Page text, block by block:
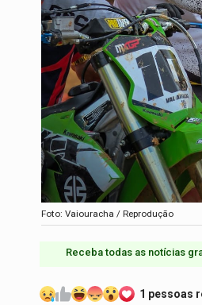
Foto: Vaiouracha / Reprodução
Receba todas as notícias
1 pessoas